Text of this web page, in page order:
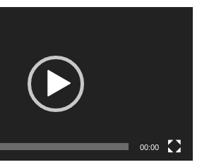
00:00